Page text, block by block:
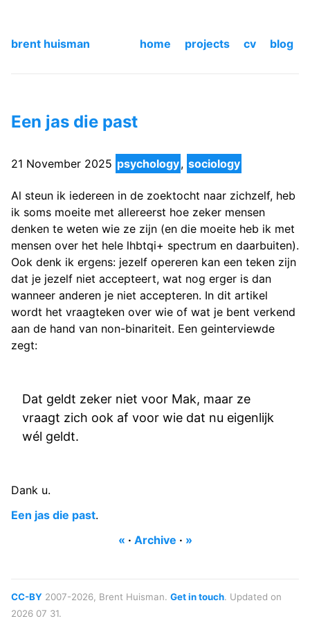
brent huisman home projects cv blog
Een jas die past
21 November 2025 psychology, sociology
Al steun ik iedereen in de zoektocht naar zichzelf, heb
ik soms moeite met allereerst hoe zeker mensen
denken te weten wie ze zijn (en die moeite heb ik met
mensen over het hele lhbtqi+ spectrum en daarbuiten).
Ook denk ik ergens: jezelf opereren kan een teken zijn
dat je jezelf niet accepteert, wat nog erger is dan
wanneer anderen je niet accepteren. In dit artikel
wordt het vraagteken over wie of wat je bent verkend
aan de hand van non-binariteit. Een geinterviewde
zegt:
Dat geldt zeker niet voor Mak, maar ze
vraagt zich ook af voor wie dat nu eigenlijk
wél geldt.
Dank u.
Een jas die past.
« · Archive · »
CC-BY 2007-2026, Brent Huisman. Get in touch. Updated on
2026 07 31.